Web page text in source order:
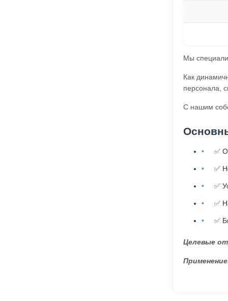
Мы
Как
персонала,
С нашим
✅
✅
✅
✅
✅
Целевые